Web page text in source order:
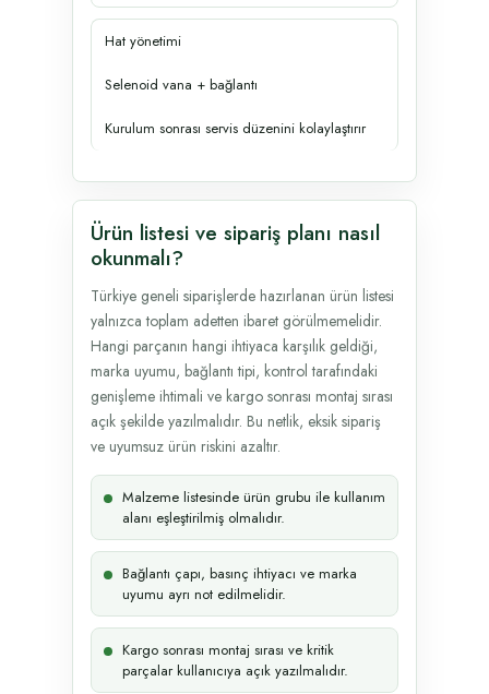
Hat yönetimi
Selenoid vana + bağlantı
Kurulum sonrası servis düzenini kolaylaştırır
Ürün listesi ve sipariş planı nasıl
okunmalı?
Türkiye geneli siparişlerde hazırlanan ürün listesi
yalnızca toplam adetten ibaret görülmemelidir.
Hangi parçanın hangi ihtiyaca karşılık geldiği,
marka uyumu, bağlantı tipi, kontrol tarafındaki
genişleme ihtimali ve kargo sonrası montaj sırası
açık şekilde yazılmalıdır. Bu netlik, eksik sipariş
ve uyumsuz ürün riskini azaltır.
Malzeme listesinde ürün grubu ile kullanım
alanı eşleştirilmiş olmalıdır.
Bağlantı çapı, basınç ihtiyacı ve marka
uyumu ayrı not edilmelidir.
Kargo sonrası montaj sırası ve kritik
parçalar kullanıcıya açık yazılmalıdır.